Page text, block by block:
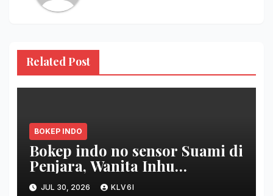
Related Post
BOKEP INDO
Bokep indo no sensor Suami di
Penjara, Wanita Inhu
Disetubuhi Dukun berdua
JUL 30, 2026 KLV6I